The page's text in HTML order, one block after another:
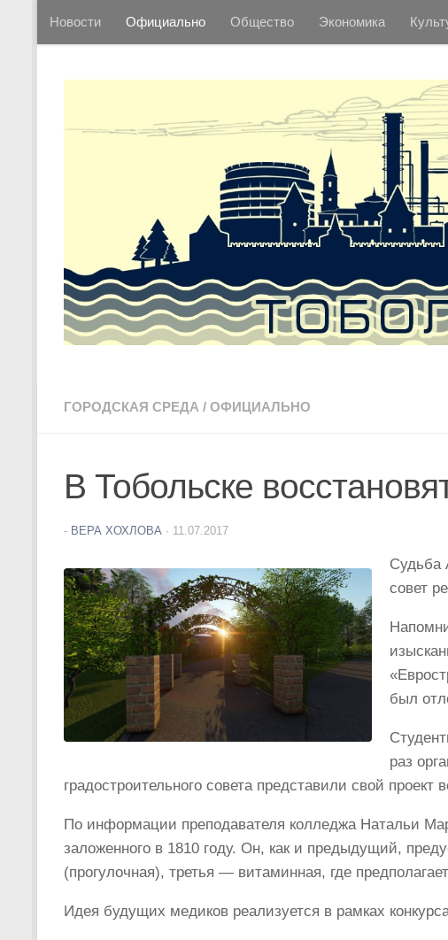
Перейти к содержимому
Новости Официально Общество Экономика
ГОРОДСКАЯ СРЕДА / ОФИЦИАЛЬНО
В Тобольске
- ВЕРА ХОХЛОВА · 11.07.2017
Судьба
совет
был
раз
градостроительного совета представили свой проект
По информации преподавателя колледжа Натальи
заложенного в 1810 году. Он, как и предыдущий,
(прогулочная), третья — витаминная, где
Идея будущих медиков реализуется в рамках